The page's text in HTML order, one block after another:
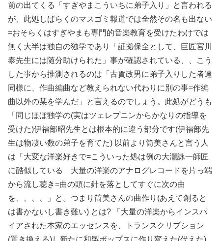
前の出てくる「すぎやまこういちに弟子入り」と言われる
が、此処しばらくのマスゴミ報道では全然その名も出ない
=おそらくはすぎやまも専門的音楽教育を受けたわけでは
無く大半は独自の独学であり「証拠保全として、巨匠宮川
泰先生には随分助けられた」事が確認されている、、こう
した事から推測されるのは「古賀政男に弟子入りした者達
同様に、作曲編曲など教えられない代わりに別の事=作編
曲以外の某を学んだ」と言えるのでしょう。此処がどうも
「同じほぼ独学の(実はツェレプニンからかなりの指導を
受けた)伊福部昭先生とは根本的に違う部分です(伊福部先
生は物凄い数の弟子を育てた) 以前より筒美さんと言う人
は「大変な洋楽好きで=こういった処は例の大瀧詠一師匠
に酷似している 大量の洋楽のアナログレコードを片っ端
から流し聴き=曲の頭に針を落としてすぐに次の曲
を、、、、」と。つまり筒美さんの曲作り(あえて創ると
は書かないし書き難い) とは? 「大量の洋楽からインスパ
イアされた本家のエッセンスを、トランスクリプション
(置き換える)し新たに和製ポップスに作り変えた(代えた)